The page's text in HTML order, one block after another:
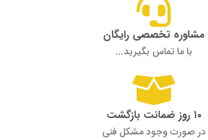
مشاوره تخصصی رایگان
با ما تماس بگیرید...
۱۰ روز ضمانت بازگشت
در صورت وجود مشکل فنی